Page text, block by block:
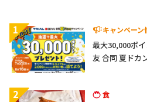
1 キャンペーン
最大30,000ポ
友 合同 夏ドカ
2 食